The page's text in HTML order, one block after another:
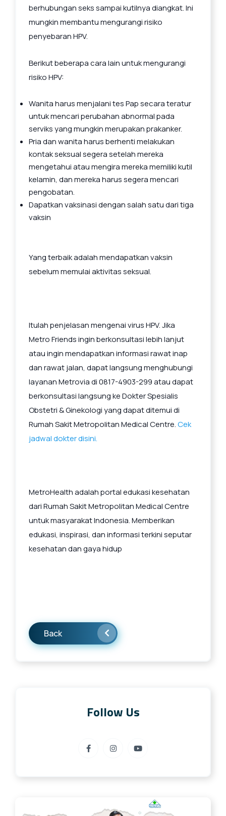
berhubungan seks sampai kutilnya diangkat. Ini
mungkin membantu mengurangi risiko
penyebaran HPV.
Berikut beberapa cara lain untuk mengurangi
risiko HPV:
Wanita harus menjalani tes Pap secara teratur
untuk mencari perubahan abnormal pada
serviks yang mungkin merupakan prakanker.
Pria dan wanita harus berhenti melakukan
kontak seksual segera setelah mereka
mengetahui atau mengira mereka memiliki kutil
kelamin, dan mereka harus segera mencari
pengobatan.
Dapatkan vaksinasi dengan salah satu dari tiga
vaksin
Yang terbaik adalah mendapatkan vaksin
sebelum memulai aktivitas seksual.
Itulah penjelasan mengenai virus HPV. Jika
Metro Friends ingin berkonsultasi lebih lanjut
atau ingin mendapatkan informasi rawat inap
dan rawat jalan, dapat langsung menghubungi
layanan Metrovia di 0817-4903-299 atau dapat
berkonsultasi langsung ke Dokter Spesialis
Obstetri & Ginekologi yang dapat ditemui di
Rumah Sakit Metropolitan Medical Centre.Cek
jadwal dokter disini.
MetroHealth adalah portal edukasi kesehatan
dari Rumah Sakit Metropolitan Medical Centre
untuk masyarakat Indonesia. Memberikan
edukasi, inspirasi, dan informasi terkini seputar
kesehatan dan gaya hidup
Back
Follow Us